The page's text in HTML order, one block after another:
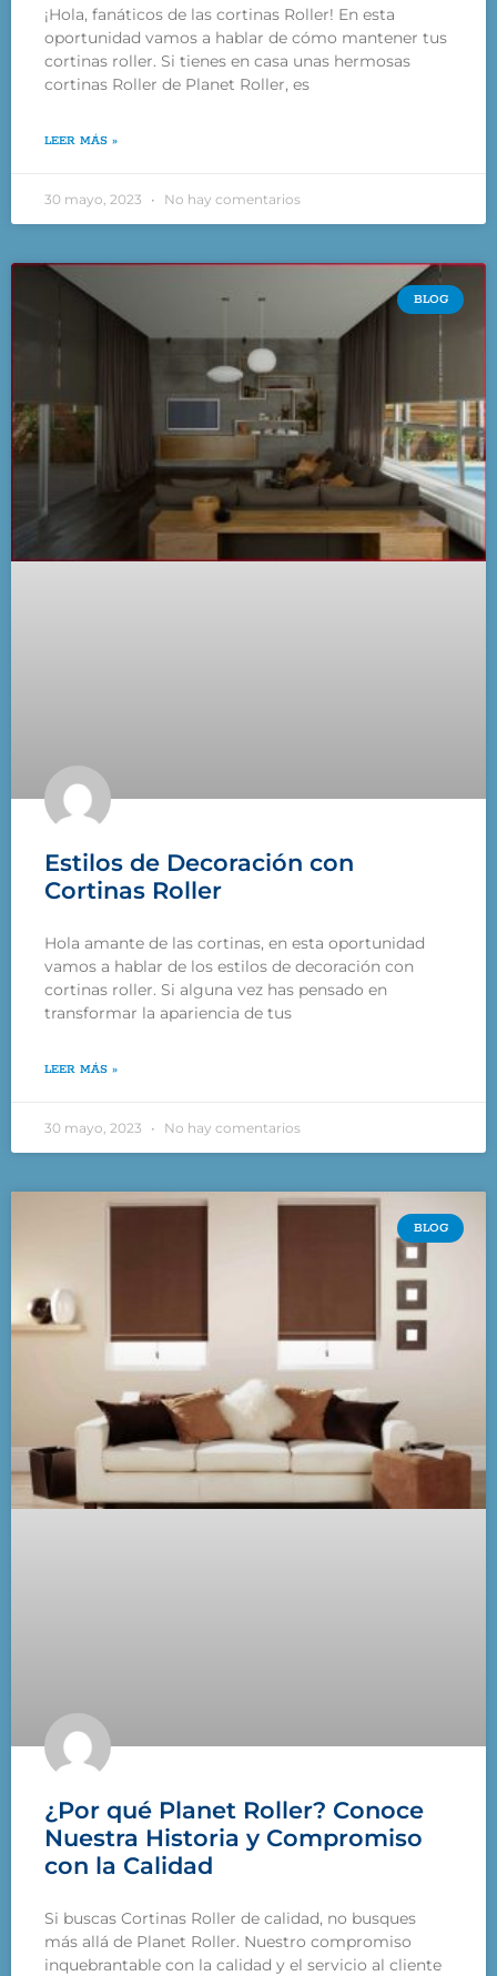
¡Hola, fanáticos de las cortinas Roller! En esta
oportunidad vamos a hablar de cómo mantener tus
cortinas roller. Si tienes en casa unas hermosas
cortinas Roller de Planet Roller, es
LEER MÁS »
30 mayo, 2023 No hay comentarios
BLOG
Estilos de Decoración con
Cortinas Roller
Hola amante de las cortinas, en esta oportunidad
vamos a hablar de los estilos de decoración con
cortinas roller. Si alguna vez has pensado en
transformar la apariencia de tus
LEER MÁS »
30 mayo, 2023 No hay comentarios
BLOG
¿Por qué Planet Roller? Conoce
Nuestra Historia y Compromiso
con la Calidad
Si buscas Cortinas Roller de calidad, no busques
más allá de Planet Roller. Nuestro compromiso
inquebrantable con la calidad y el servicio al cliente